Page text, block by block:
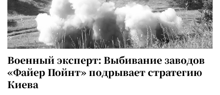
Военный эксперт: Выбивание заводов
«Файер Пойнт» подрывает стратегию
Киева